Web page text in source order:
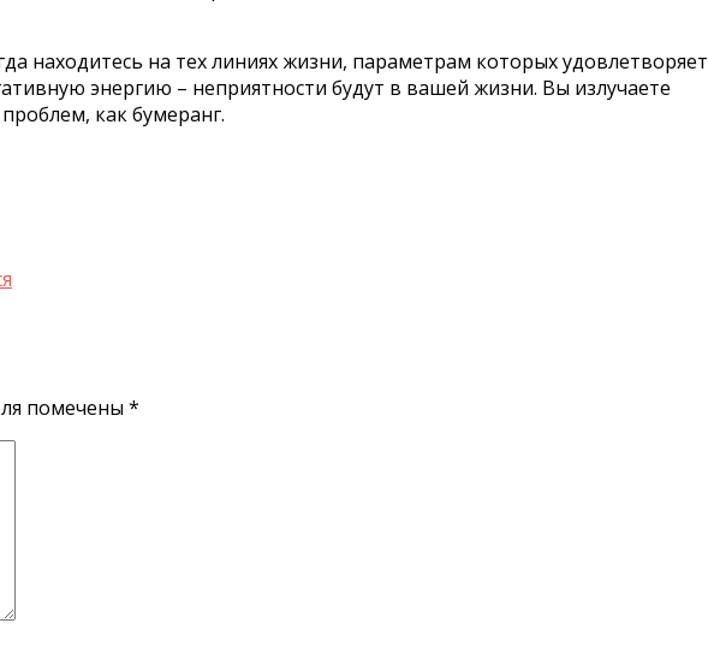
находитесь на тех линиях жизни, параметрам которых удовлетворяет
энергию – неприятности будут в вашей жизни. Вы излучаете
как бумеранг.
помечены *